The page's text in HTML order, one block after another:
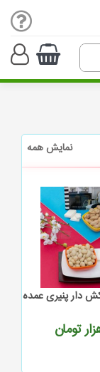
نمایش همه
دار پنیری عمده
تومان